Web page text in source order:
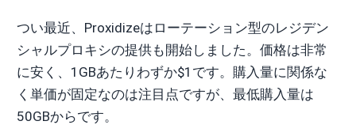
つい最近、Proxidizeはローテーション型のレジデン
シャルプロキシの提供も開始しました。価格は非常
に安く、1GBあたりわずか$1です。購入量に関係な
く単価が固定なのは注目点ですが、最低購入量は
50GBからです。